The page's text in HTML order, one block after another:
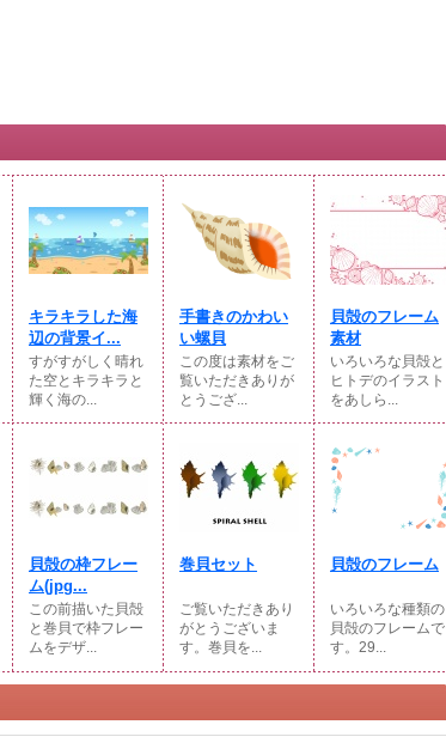
キラキラした海
辺の背景イ...
すがすがしく晴れ
た空とキラキラと
輝く海の...
手書きのかわい
い螺貝
この度は素材をご
覧いただきありが
とうござ...
貝殻のフレーム
素材
いろいろな貝殻と
ヒトデのイラスト
をあしら...
貝殻の枠フレー
ム(jpg...
この前描いた貝殻
と巻貝で枠フレー
ムをデザ...
巻貝セット
ご覧いただきあり
がとうございま
す。巻貝を...
貝殻のフレーム
いろいろな種類の
貝殻のフレームで
す。29...